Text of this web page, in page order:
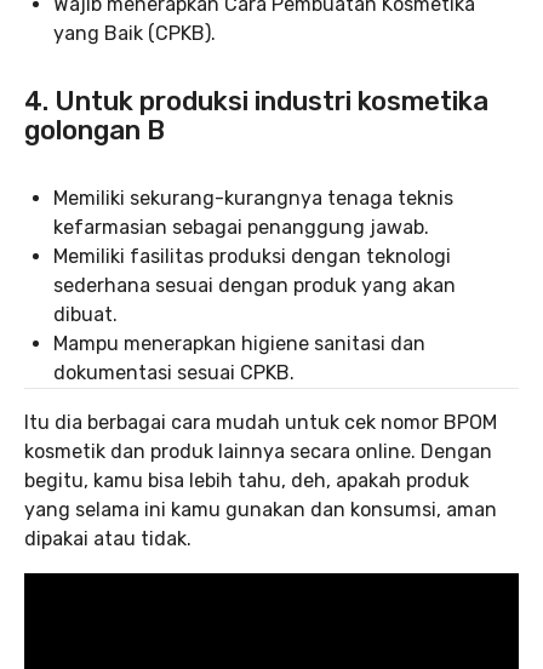
yang Baik (CPKB).
4. Untuk produksi industri kosmetika
golongan B
Memiliki sekurang-kurangnya tenaga teknis
kefarmasian sebagai penanggung jawab.
Memiliki fasilitas produksi dengan teknologi
sederhana sesuai dengan produk yang akan
dibuat.
Mampu menerapkan higiene sanitasi dan
dokumentasi sesuai CPKB.
Itu dia berbagai cara mudah untuk cek nomor BPOM
kosmetik dan produk lainnya secara online. Dengan
begitu, kamu bisa lebih tahu, deh, apakah produk
yang selama ini kamu gunakan dan konsumsi, aman
dipakai atau tidak.